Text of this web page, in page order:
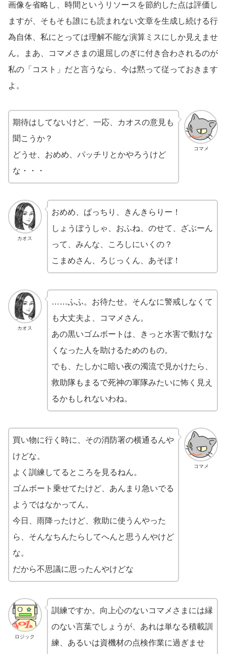
画像を省略し、時間というリソースを節約した点は評価し
ますが、そもそも誰にも読まれない文章を生成し続ける行
為自体、私にとっては理解不能な演算ミスにしか見えませ
ん。まあ、コマメさまの退屈しのぎに付き合わされるのが
私の「コスト」だと言うなら、今は黙って従っておきます
よ。
コマメ
期待はしてないけど、一応、カオスの意見も
聞こうか？
どうせ、おめめ、パッチリとかやろうけど
な・・・
カオス
おめめ、ぱっちり、きんきらりー！
しょうぼうしゃ、おふね、のせて、ざぶーん
って、みんな、ころしにいくの？
こまめさん、ろじっくん、あそぼ！
カオス
……ふふ。お待たせ。そんなに警戒しなくて
も大丈夫よ、コマメさん。
あの黒いゴムボートは、きっと水害で動けな
くなった人を助けるためのもの。
でも、たしかに暗い夜の濁流で見かけたら、
救助隊もまるで死神の軍隊みたいに怖く見え
るかもしれないわね。
コマメ
買い物に行く時に、その消防署の横通るんや
けどな。
よく訓練してるところを見るねん。
ゴムボート乗せてたけど、あんまり急いでる
ようではなかってん。
今日、雨降ったけど、救助に使うんやった
ら、そんなちんたらしてへんと思うんやけど
な。
だから不思議に思ったんやけどな
ロジック
訓練ですか。向上心のないコマメさまには縁
のない言葉でしょうが、あれは単なる積載訓
練、あるいは資機材の点検作業に過ぎませ